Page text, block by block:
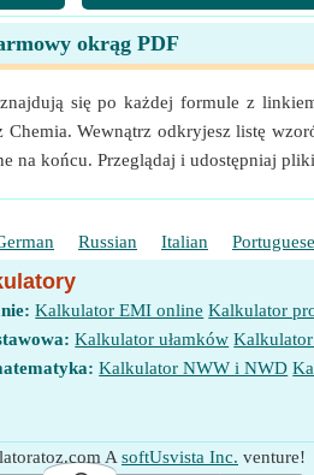
okrąg PDF
się po każdej formule z
Wewnątrz odkryjesz listę
na końcu. Przeglądaj i udostępniaj
Russian Italian Portuguese
Kalkulator EMI online Kalkulator
Kalkulator ułamków
Kalkulator NWW i NWD
A softUsvista Inc. venture!